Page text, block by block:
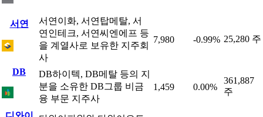
서연
서연이화, 서연탑메탈, 서
연인테크, 서연씨엔에프 등
을 계열사로 보유한 지주회
사
7,980 -0.99% 25,280 주
DB
DB하이텍, DB메탈 등의 지
분을 소유한 DB그룹 비금
융 부문 지주사
1,459 0.00%
361,887
주